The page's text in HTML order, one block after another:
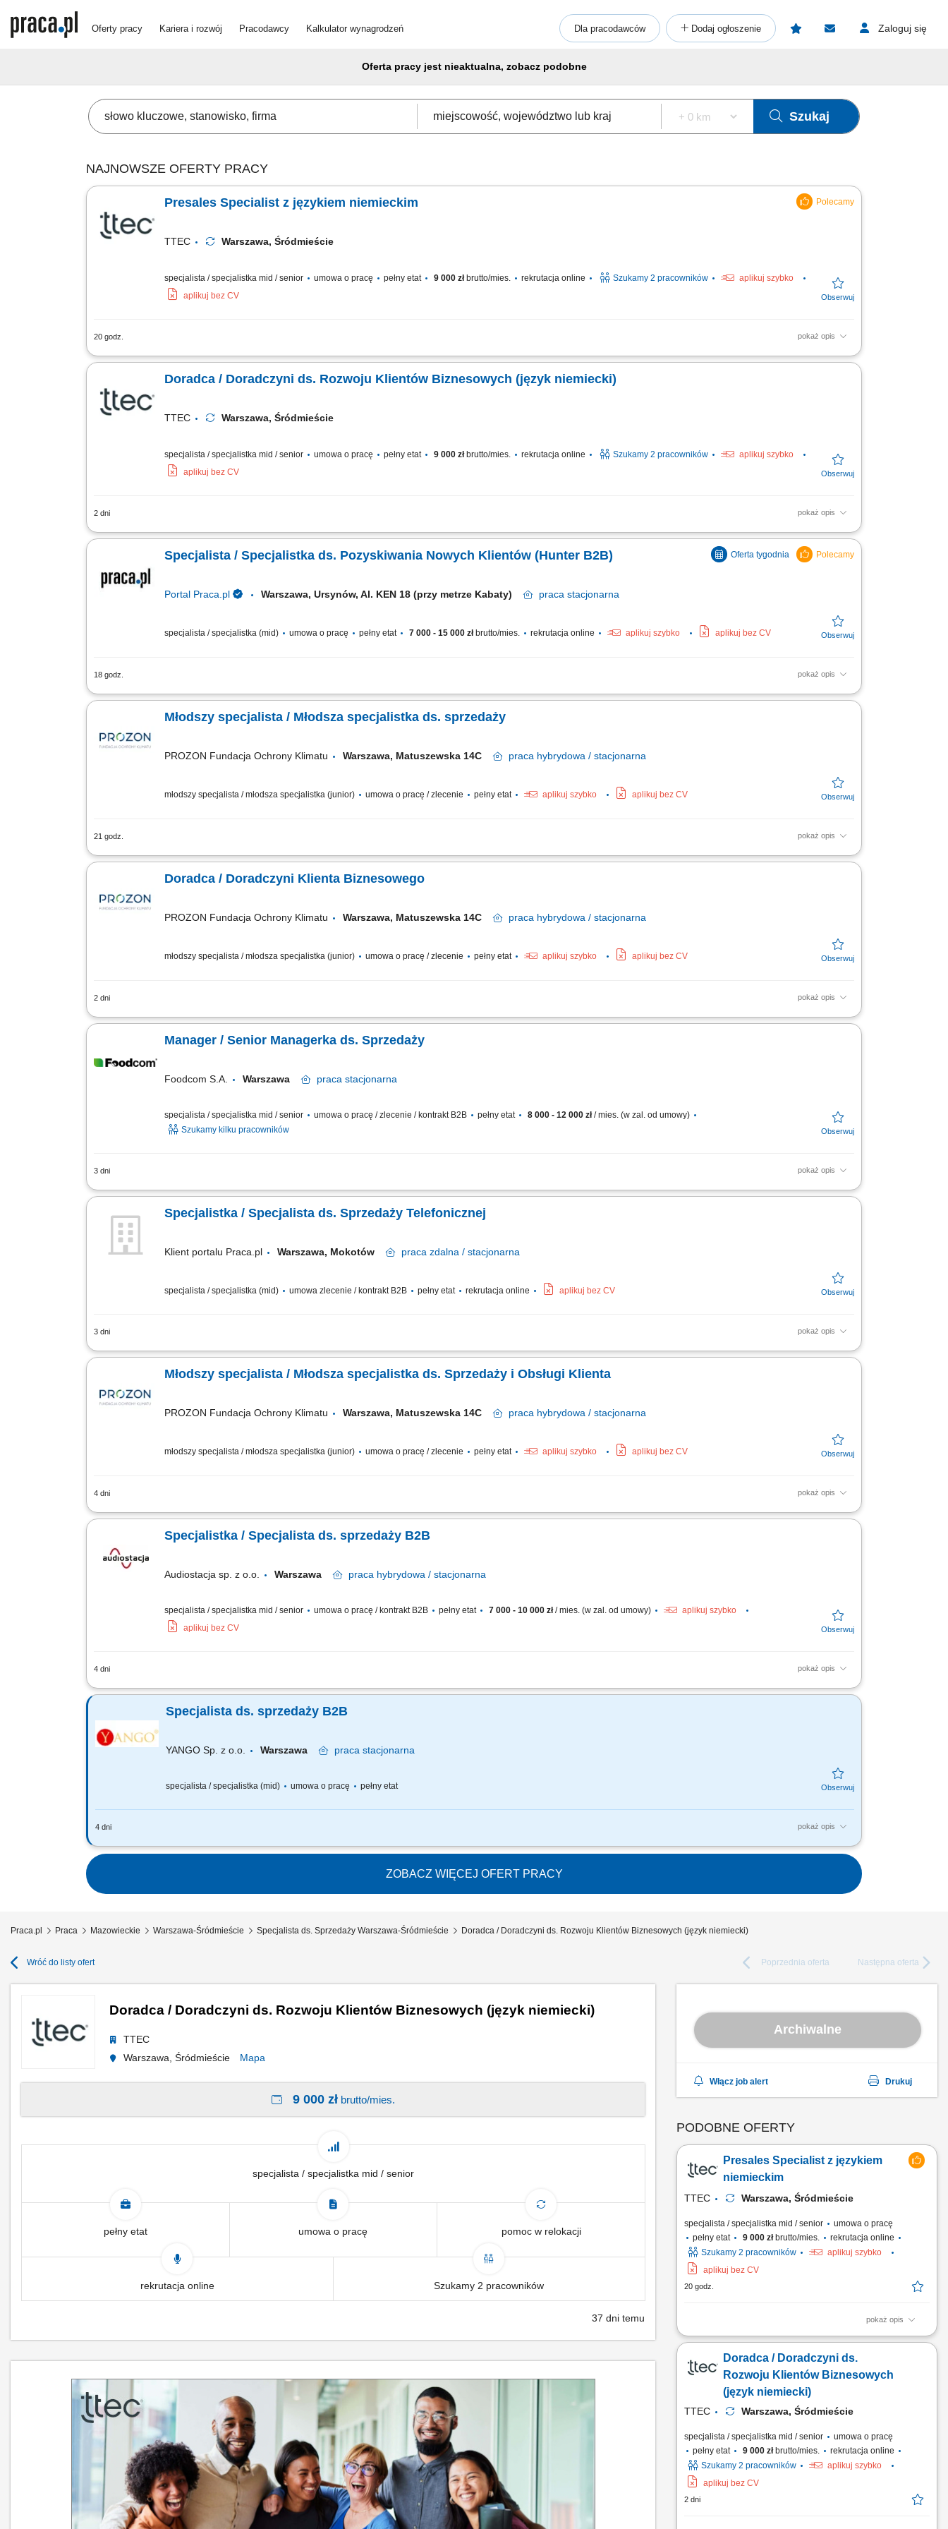
Oferty pracy Kariera i rozwój Pracodawcy Kalkulator wynagrodzeń Dla pracodawców Dodaj ogłoszenie Zaloguj się
Oferta pracy jest nieaktualna, zobacz podobne
Szukaj
NAJNOWSZE OFERTY PRACY
Presales Specialist z językiem niemieckim
TTEC Warszawa, Śródmieście
specjalista / specjalistka mid / senior umowa o pracę pełny etat 9 000 złbrutto/mies. rekrutacja online Szukamy 2 pracowników
aplikuj szybko
aplikuj bez CV
20 godz. pokaż opis
As a Sales Representative (Presales) with German – Hybrid, working on site in Warsaw, Poland, you’ll be a part of bringing humanity to business. #experienceTTEC
Doradca / Doradczyni ds. Rozwoju Klientów Biznesowych (język niemiecki)
TTEC Warszawa, Śródmieście
specjalista / specjalistka mid / senior umowa o pracę pełny etat 9 000 złbrutto/mies. rekrutacja online Szukamy 2 pracowników
aplikuj szybko
aplikuj bez CV
2 dni pokaż opis
Opis stanowiska pozyskiwanie informacji o potencjalnych klientach i analizowanie ich potrzeb biznesowych, inicjowanie kontaktów z firmami oraz budowanie
Specjalista / Specjalistka ds. Pozyskiwania Nowych Klientów (Hunter B2B)
Portal Praca.pl Warszawa, Ursynów, Al. KEN 18 (przy metrze Kabaty) praca stacjonarna
specjalista / specjalistka (mid) umowa o pracę pełny etat 7 000 - 15 000 złbrutto/mies. rekrutacja online aplikuj szybko aplikuj bez CV
18 godz. pokaż opis
Zakres obowiązków: Będziesz pierwszą osobą, z którą rozmawia klient. To od Ciebie będzie zależało, czy szybko otrzyma właściwe
gotowości klienta do...
Młodszy specjalista / Młodsza specjalistka ds. sprzedaży
PROZON Fundacja Ochrony Klimatu Warszawa, Matuszewska 14C praca hybrydowa / stacjonarna
młodszy specjalista / młodsza specjalistka (junior) umowa o pracę / zlecenie pełny etat aplikuj szybko aplikuj bez CV
21 godz. pokaż opis
Zakres obowiązków Pozyskiwanie nowych Klientów między innymi poprzez telefoniczny kontakt z Klientem oraz obsługa i utrzymywanie relacji z obecnymi
Doradca / Doradczyni Klienta Biznesowego
PROZON Fundacja Ochrony Klimatu Warszawa, Matuszewska 14C praca hybrydowa / stacjonarna
młodszy specjalista / młodsza specjalistka (junior) umowa o pracę / zlecenie pełny etat aplikuj szybko aplikuj bez CV
2 dni pokaż opis
Opis stanowiska Aktywne pozyskiwanie nowych klientów oraz rozwijanie współpracy z obecnymi partnerami biznesowymi. Telefoniczne i mailowe prowadzenie
Manager / Senior Managerka ds. Sprzedaży
Foodcom S.A. Warszawa praca stacjonarna
specjalista / specjalistka mid / senior umowa o pracę / zlecenie / kontrakt B2B pełny etat 8 000 - 12 000 zł/ mies. (w zal. od umowy)
Szukamy kilku pracowników
3 dni pokaż opis
Zadania: Pozyskiwanie nowych partnerów biznesowych w branżach produkcyjnych (pasze, spożywcza, chemia, FMCG). Samodzielne prowadzenie negocjacji i
Specjalistka / Specjalista ds. Sprzedaży Telefonicznej
Klient portalu Praca.pl Warszawa, Mokotów praca zdalna / stacjonarna
specjalista / specjalistka (mid) umowa zlecenie / kontrakt B2B pełny etat rekrutacja online aplikuj bez CV
3 dni pokaż opis
Telefoniczny kontakt z klientami i aktywna sprzedaż biletów na wydarzenia; Prezentowanie oferty koncertowej, informowanie o terminach i lokalizacjach; Doradztwo w
Młodszy specjalista / Młodsza specjalistka ds. Sprzedaży i Obsługi Klienta
PROZON Fundacja Ochrony Klimatu Warszawa, Matuszewska 14C praca hybrydowa / stacjonarna
młodszy specjalista / młodsza specjalistka (junior) umowa o pracę / zlecenie pełny etat aplikuj szybko aplikuj bez CV
4 dni pokaż opis
Opis stanowiska Nawiązywanie współpracy z nowymi klientami oraz rozwijanie długofalowych relacji biznesowych. Utrzymywanie regularnego kontaktu z obecnymi
Specjalistka / Specjalista ds. sprzedaży B2B
Audiostacja sp. z o.o. Warszawa praca hybrydowa / stacjonarna
specjalista / specjalistka mid / senior umowa o pracę / kontrakt B2B pełny etat 7 000 - 10 000 zł/ mies. (w zal. od umowy)
aplikuj szybko
aplikuj bez CV
4 dni pokaż opis
Zakres obowiązków: Obsługa i rozwój relacji z klientami biznesowymi (m.in. sklepy muzyczne, foto/video, komputerowe, Hi-Fi, gaming, sieci handlowe) Aktywna
Specjalista ds. sprzedaży B2B
YANGO Sp. z o.o. Warszawa praca stacjonarna
specjalista / specjalistka (mid) umowa o pracę pełny etat
4 dni pokaż opis
Zakres obowiązków: Aktywna sprzedaż telefoniczna (wychodząca) do aptek zgodnie z obowiązującymi standardami firmy. Stałe monitorowanie wyników sprzedaży,
ZOBACZ WIĘCEJ OFERT PRACY
Praca.pl Praca Mazowieckie Warszawa-Śródmieście Specjalista ds. Sprzedaży Warszawa-Śródmieście Doradca / Doradczyni ds. Rozwoju Klientów Biznesowych (język niemiecki)
Wróć do listy ofert Poprzednia oferta Następna oferta
Doradca / Doradczyni ds. Rozwoju Klientów Biznesowych (język niemiecki)
TTEC
Warszawa, Śródmieście
Mapa
9 000 złbrutto/mies.
specjalista / specjalistka mid / senior
pełny etat umowa o pracę pomoc w relokacji
rekrutacja online Szukamy 2 pracowników
37 dni temu
Archiwalne
Włącz job alert Drukuj
PODOBNE OFERTY
Presales Specialist z językiem
niemieckim
TTEC Warszawa, Śródmieście
specjalista / specjalistka mid / senior
umowa o pracę
pełny etat
9 000 złbrutto/mies.
rekrutacja online
Szukamy 2 pracowników
aplikuj szybko
aplikuj bez CV
20 godz.
pokaż opis
As a Sales Representative (Presales) with German – Hybrid,
humanity to business. #experienceTTEC Our employees have
spoken. Our purpose, team, and company culture are amazing
and our Great Place to Work® certification in Poland...
Doradca / Doradczyni ds.
Rozwoju Klientów Biznesowych
(język niemiecki)
TTEC Warszawa, Śródmieście
specjalista / specjalistka mid / senior
umowa o pracę
pełny etat
9 000 złbrutto/mies.
rekrutacja online
Szukamy 2 pracowników
aplikuj szybko
aplikuj bez CV
2 dni